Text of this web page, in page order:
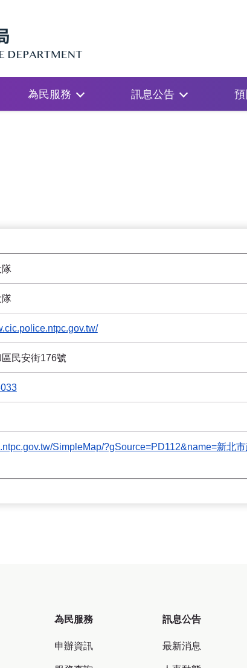
為民服務 訊息公告
隊
隊
民安街176號
SimpleMap/?gSource=PD112&name=新北
為民服務
申辦資訊
訊息公告
最新消息